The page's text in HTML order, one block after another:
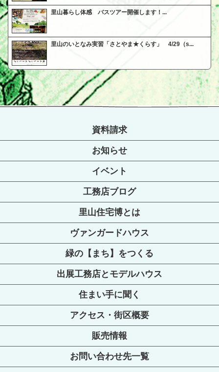
里山暮らし体感 バスツアー開催します！...
里山のいとなみ実習「さとやま★くらす」 4/29（s...
資料請求
お知らせ
イベント
工務店ブログ
里山住宅博とは
ヴァンガードハウス
緑の【まち】をつくる
出展工務店とモデルハウス
住まい手に聞く
アクセス・街区概要
販売情報
お問い合わせ先一覧